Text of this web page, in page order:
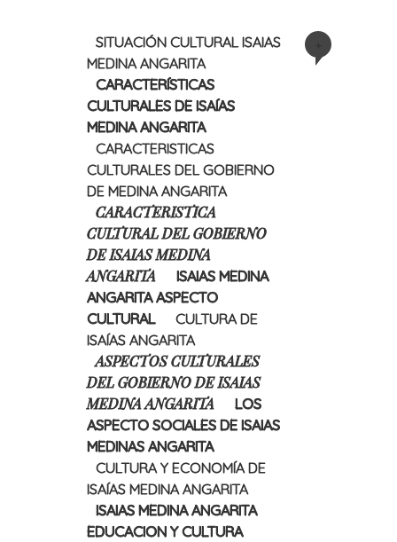
SITUACIÓN CULTURAL ISAIAS
MEDINA ANGARITA
CARACTERÍSTICAS
CULTURALES DE ISAÍAS
MEDINA ANGARITA
CARACTERISTICAS
CULTURALES DEL GOBIERNO
DE MEDINA ANGARITA
CARACTERISTICA
CULTURAL DEL GOBIERNO
DE ISAIAS MEDINA
ANGARITA
ISAIAS MEDINA
ANGARITA ASPECTO
CULTURAL
CULTURA DE
ISAÍAS ANGARITA
ASPECTOS CULTURALES
DEL GOBIERNO DE ISAIAS
MEDINA ANGARITA
LOS
ASPECTO SOCIALES DE ISAIAS
MEDINAS ANGARITA
CULTURA Y ECONOMÍA DE
ISAÍAS MEDINA ANGARITA
ISAIAS MEDINA ANGARITA
EDUCACION Y CULTURA